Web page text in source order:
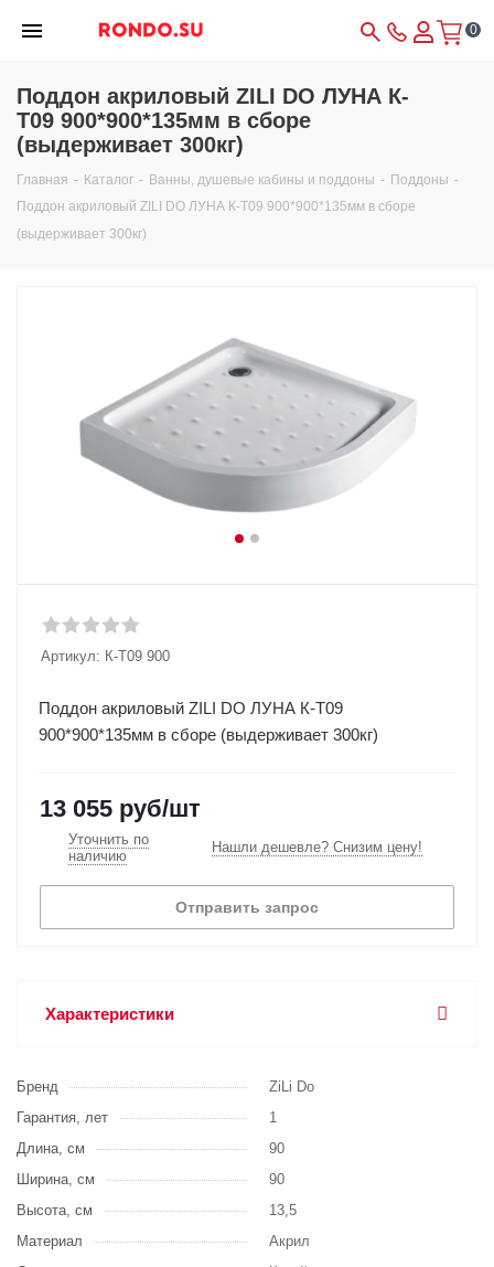
0
Поддон акриловый ZILI DO ЛУНА К-
Т09 900*900*135мм в сборе
(выдерживает 300кг)
Главная - Каталог - Ванны, душевые кабины и поддоны - Поддоны -
Поддон акриловый ZILI DO ЛУНА К-Т09 900*900*135мм в сборе
(выдерживает 300кг)
Артикул: К-Т09 900
Поддон акриловый ZILI DO ЛУНА К-Т09
900*900*135мм в сборе (выдерживает 300кг)
13 055 руб/шт
Уточнить по
наличию
Нашли дешевле? Снизим цену!
Отправить запрос
Характеристики
Бренд
ZiLi Do
Гарантия, лет
1
Длина, см
90
Ширина, см
90
Высота, см
13,5
Материал
Акрил